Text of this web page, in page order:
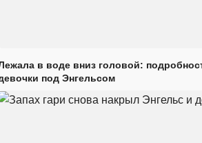
в воде вниз головой:
под Энгельсом